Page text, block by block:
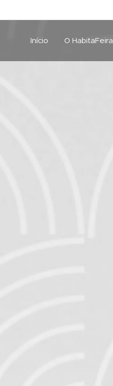
Início O HabitaFeira